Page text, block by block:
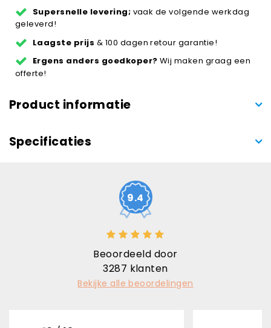
Supersnelle levering; vaak de volgende werkdag
geleverd!
Laagste prijs & 100 dagen retour garantie!
Ergens anders goedkoper? Wij maken graag een
offerte!
Product informatie
Specificaties
9.4
Beoordeeld door
3287 klanten
Bekijke alle beoordelingen